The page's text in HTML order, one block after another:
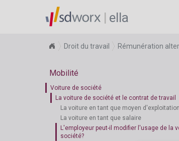
ella
Droit du travail Rémunération
Mobilité
Voiture de société
La voiture de société et le contrat de travail
La voiture en tant que moyen d'exploitation
La voiture en tant que salaire
L'employeur peut-il modifier l'usage de la
société?